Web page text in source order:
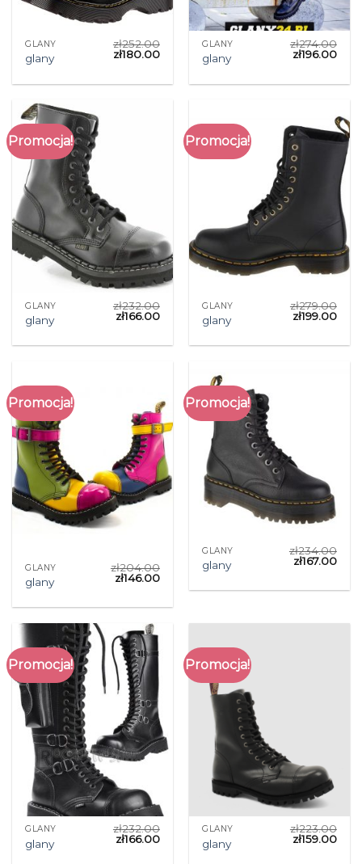
GLANY
glany
zł252.00
zł180.00
GLANY
glany
zł274.00
zł196.00
Promocja!
GLANY
glany
zł232.00
zł166.00
Promocja!
GLANY
glany
zł279.00
zł199.00
Promocja!
GLANY
glany
zł204.00
zł146.00
Promocja!
GLANY
glany
zł234.00
zł167.00
Promocja!
GLANY
glany
zł232.00
zł166.00
Promocja!
GLANY
glany
zł223.00
zł159.00